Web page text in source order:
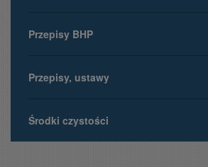
Przepisy BHP
Przepisy, ustawy
Środki czystości